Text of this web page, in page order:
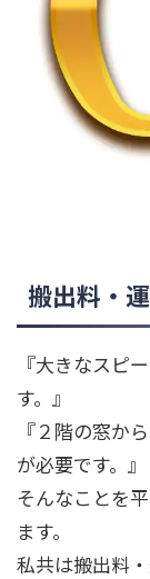
搬出料・
『大きなスピ
す。』
『２階の窓か
が必要です。』
そんなことを
ます。
私共は搬出料